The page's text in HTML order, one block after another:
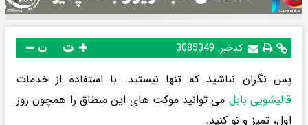
کدخبر: 3085349 ت
پس نگران نباشید که تنها نیستید. با استفاده از خدمات
قالیشویی بابل می توانید موکت های این منطاق را همچون روز
اول، تمیز و نو کنید.